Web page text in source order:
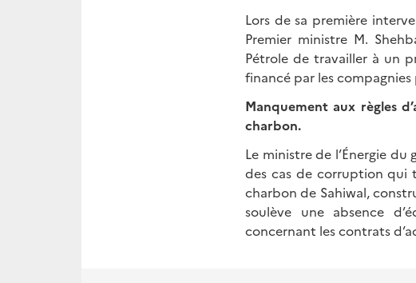
Lors de sa première
Premier ministre M.
Pétrole de travailler à un
financé par les
Manquement aux règles
charbon.
Le ministre de l’Énergie
des cas de corruption qui
charbon de Sahiwal,
soulève une absence
concernant les contrats